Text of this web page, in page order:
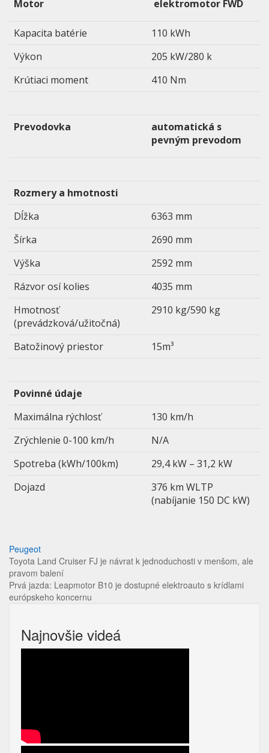
Motor elektromotor FWD
Kapacita batérie
110 kWh
Výkon
205 kW/280 k
Krútiaci moment
410 Nm
Prevodovka
automatická s
pevným prevodom
Rozmery a hmotnosti
Dĺžka
6363 mm
Šírka
2690 mm
Výška
2592 mm
Rázvor osí kolies
4035 mm
Hmotnosť
(prevádzková/užitočná)
2910 kg/590 kg
Batožinový priestor 15m³
Povinné údaje
Maximálna rýchlosť
130 km/h
Zrýchlenie 0-100 km/h
N/A
Spotreba (kWh/100km)
29,4 kW – 31,2 kW
Dojazd
376 km WLTP
(nabíjanie 150 DC kW)
Peugeot
Navigácia
v
článku
Toyota Land Cruiser FJ je návrat k jednoduchosti v menšom, ale
pravom balení
Prvá jazda: Leapmotor B10 je dostupné elektroauto s krídlami
európskeho koncernu
Najnovšie videá